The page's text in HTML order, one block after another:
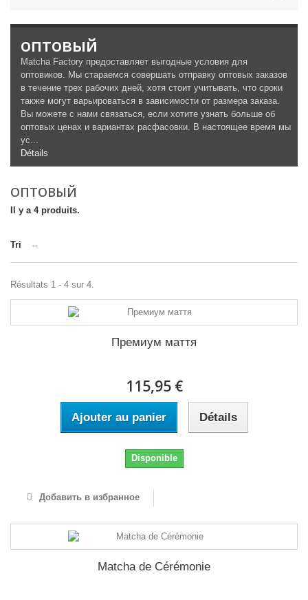
оптовый
Matcha Factory предоставляет выгодные условия для
оптовиков. Мы стараемся совершать отправку оптовых заказов
в течение трех рабочих дней, хотя стоит учитывать, что сроки
также могут варьироваться в зависимости от размера заказа.
Вы можете с нами связаться, если хотите узнать больше об
оптовых ценах и вариантах расфасовки. В настоящее время мы
ус...
Détails
ОПТОВЫЙ
Il y a 4 produits.
Tri --
Résultats 1 - 4 sur 4.
Премиум маття
115,95 €
Ajouter au panier Détails
Disponible
Добавить в избранное
Matcha de Cérémonie